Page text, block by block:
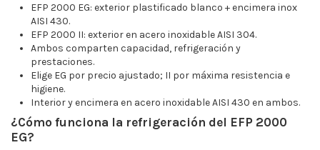
EFP 2000 EG: exterior plastificado blanco + encimera inox
AISI 430.
EFP 2000 II: exterior en acero inoxidable AISI 304.
Ambos comparten capacidad, refrigeración y
prestaciones.
Elige EG por precio ajustado; II por máxima resistencia e
higiene.
Interior y encimera en acero inoxidable AISI 430 en ambos.
¿Cómo funciona la refrigeración del EFP 2000
EG?